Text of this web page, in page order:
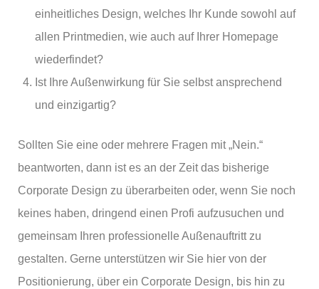
einheitliches Design, welches Ihr Kunde sowohl auf
allen Printmedien, wie auch auf Ihrer Homepage
wiederfindet?
Ist Ihre Außenwirkung für Sie selbst ansprechend
und einzigartig?
Sollten Sie eine oder mehrere Fragen mit „Nein.“
beantworten, dann ist es an der Zeit das bisherige
Corporate Design zu überarbeiten oder, wenn Sie noch
keines haben, dringend einen Profi aufzusuchen und
gemeinsam Ihren professionelle Außenauftritt zu
gestalten. Gerne unterstützen wir Sie hier von der
Positionierung, über ein Corporate Design, bis hin zu